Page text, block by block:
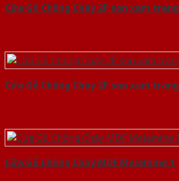
Cửa Gỗ Chống Cháy 2P son xam trang
Cửa Gỗ Chống Cháy 2P son xam trang
Cửa Gỗ Chống Cháy MDF Melamine 1